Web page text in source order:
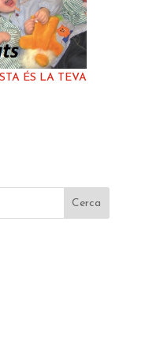
ÉS LA TEVA